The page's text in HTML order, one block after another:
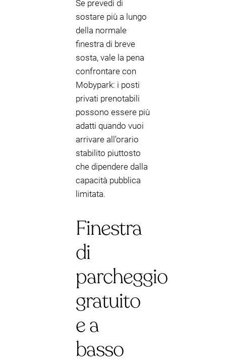
Se prevedi di
sostare più a lungo
della normale
finestra di breve
sosta, vale la pena
confrontare con
Mobypark: i posti
privati prenotabili
possono essere più
adatti quando vuoi
arrivare all’orario
stabilito piuttosto
che dipendere dalla
capacità pubblica
limitata.
Finestra
di
parcheggio
gratuito
e a
basso